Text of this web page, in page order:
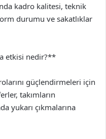
kadro kalitesi, teknik
durumu ve sakatlıklar
etkisi nedir?**
güçlendirmeleri için
takımların
yukarı çıkmalarına